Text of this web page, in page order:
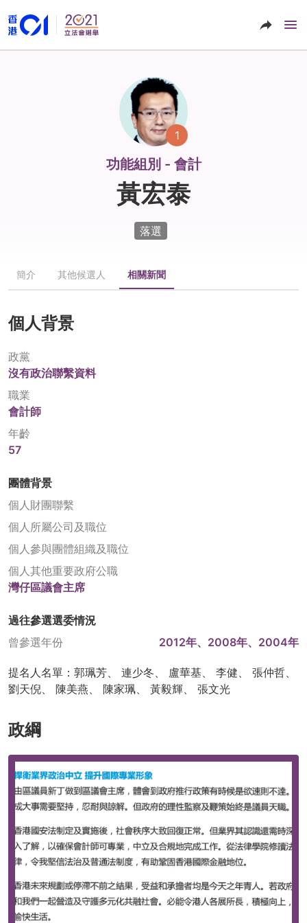
1
功能組別 - 會計
黃宏泰
落選
簡介 其他候選人 相關新聞
個人背景
政黨
沒有政治聯繫資料
職業
會計師
年齡
57
團體背景
個人財團聯繫
個人所屬公司及職位
個人參與團體組織及職位
個人其他重要政府公職
灣仔區議會主席
過往參選選委情況
曾參選年份
2012年、2008年、2004年
提名人名單：郭珮芳、 連少冬、 盧華基、 李健、 張仲哲、
劉天倪、 陳美燕、 陳家珮、 黃毅輝、 張文光
政綱